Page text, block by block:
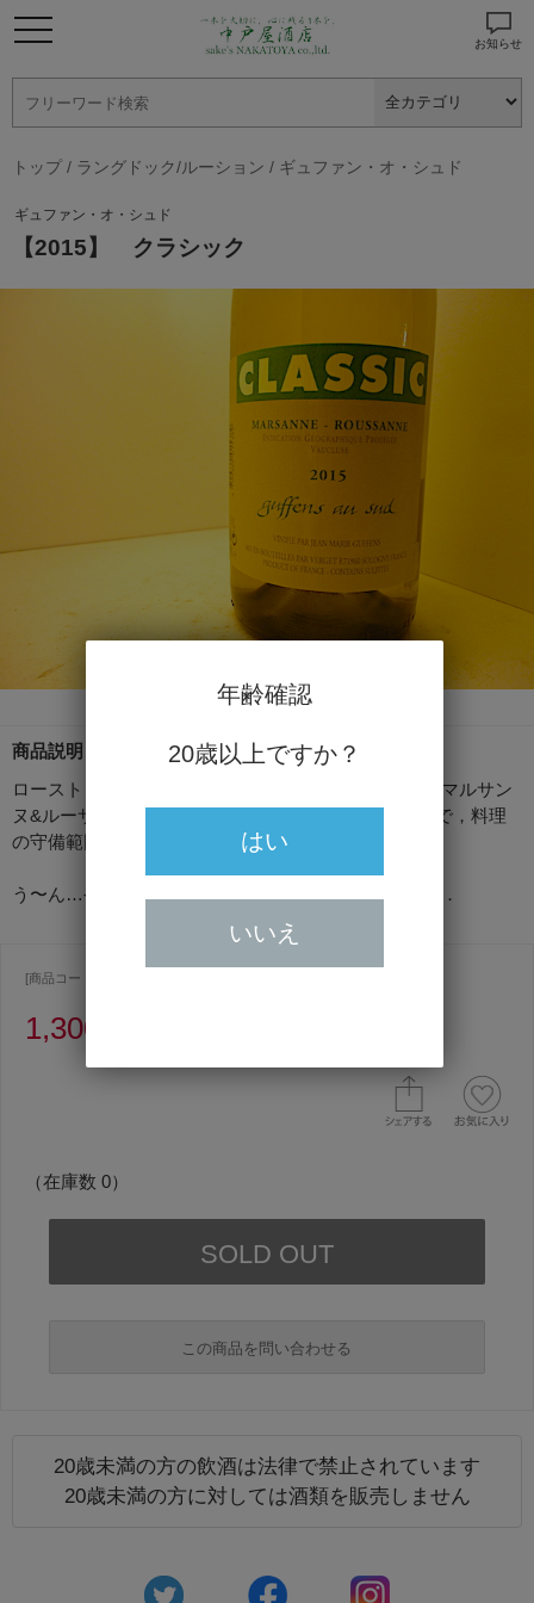
お知らせ
トップ/ ラングドック/ルーション / ギュファン・オ・シュド
ギュファン・オ・シュド
【2015】 クラシック
商品説明
ローストしたような香り．オイリーな口当たり．酸もマルサン
ヌ&ルーサンヌという品種のワインらしく穏やかなので，料理
の守備範囲も広いです．
う〜ん…やはり「白ワインの魔術師」は伊達じゃない．
[商品コード ] 2942
1,300円
（在庫数 0）
この商品を問い合わせる
必須
20歳未満の方の飲酒は法律で禁止されています
20歳未満の方に対しては酒類を販売しません
年齢確認
20歳以上ですか？
はい
いいえ